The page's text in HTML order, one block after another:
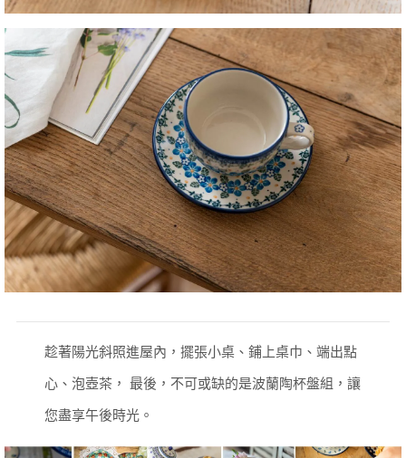
趁著陽光斜照進屋內，擺張小桌、鋪上桌巾、端出點
心、泡壺茶， 最後，不可或缺的是波蘭陶杯盤組，讓
您盡享午後時光。